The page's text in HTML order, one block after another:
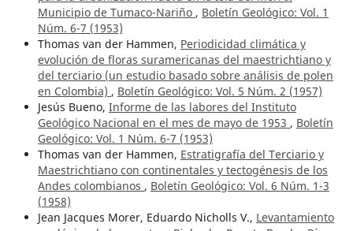
Municipio de Tumaco-Nariño , Boletín Geológico: Vol. 1
Núm. 6-7 (1953)
Thomas van der Hammen, Periodicidad climática y
evolución de floras suramericanas del maestrichtiano y
del terciario (un estudio basado sobre análisis de polen
en Colombia) , Boletín Geológico: Vol. 5 Núm. 2 (1957)
Jesús Bueno, Informe de las labores del Instituto
Geológico Nacional en el mes de mayo de 1953 , Boletín
Geológico: Vol. 1 Núm. 6-7 (1953)
Thomas van der Hammen, Estratigrafía del Terciario y
Maestrichtiano con continentales y tectogénesis de los
Andes colombianos , Boletín Geológico: Vol. 6 Núm. 1-3
(1958)
Jean Jacques Morer, Eduardo Nicholls V., Levantamiento